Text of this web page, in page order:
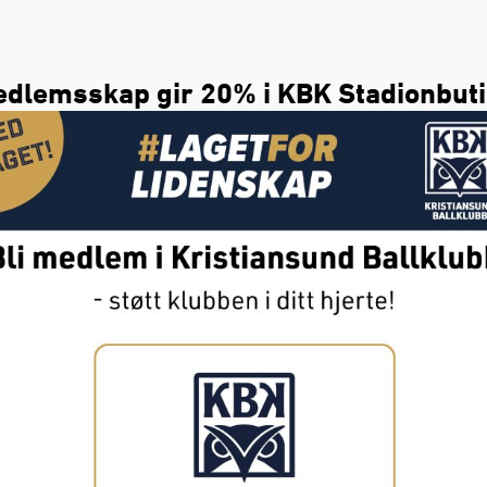
gir 20% i KBK